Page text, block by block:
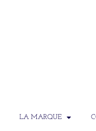
LA MARQUE